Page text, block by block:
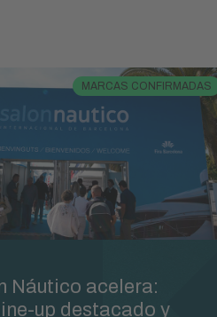
MARCAS CONFIRMADAS
Náutico acelera:
up destacado y